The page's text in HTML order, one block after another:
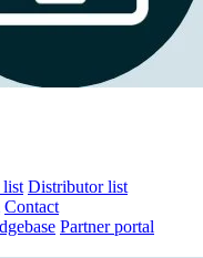
list Distributor list
Contact
Partner portal